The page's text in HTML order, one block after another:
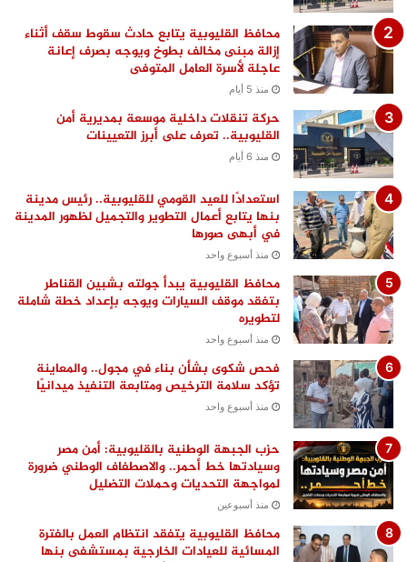
محافظ القليوبية يتابع حادث سقوط سقف أثناء
إزالة مبنى مخالف بطوخ ويوجه بصرف إعانة
عاجلة لأسرة العامل المتوفى
منذ 5 أيام
حركة تنقلات داخلية موسعة بمديرية أمن
القليوبية.. تعرف على أبرز التعيينات
منذ 6 أيام
استعدادًا للعيد القومي للقليوبية.. رئيس مدينة
بنها يتابع أعمال التطوير والتجميل لظهور المدينة
في أبهى صورها
منذ أسبوع واحد
محافظ القليوبية يبدأ جولته بشبين القناطر
بتفقد موقف السيارات ويوجه بإعداد خطة شاملة
لتطويره
منذ أسبوع واحد
فحص شكوى بشأن بناء في مجول.. والمعاينة
تؤكد سلامة الترخيص ومتابعة التنفيذ ميدانيًا
منذ أسبوع واحد
حزب الجبهة الوطنية بالقليوبية: أمن مصر
وسيادتها خط أحمر.. والاصطفاف الوطني ضرورة
لمواجهة التحديات وحملات التضليل
منذ أسبوعين
محافظ القليوبية يتفقد انتظام العمل بالفترة
المسائية للعيادات الخارجية بمستشفى بنها